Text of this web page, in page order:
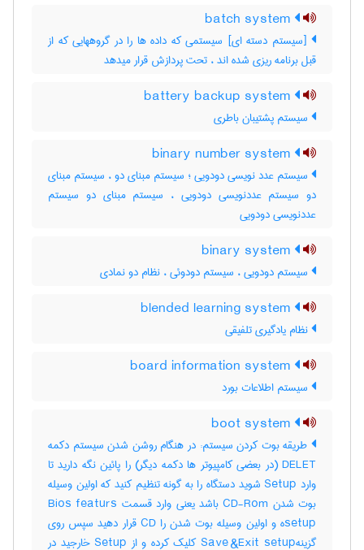
[سیستم دسته ای] سیستمی که داده ها را در گروههایی که از
قبل برنامه ریزی شده اند ، تحت پردازش قرار میدهد
سیستم پشتیبان باطری
سیستم عدد نویسی دودویی ؛ سیستم مبنای دو ، سیستم مبنای
دو سیستم عددنویسی دودویی ، سیستم مبنای دو سیستم
عددنویسی دودویی
سیستم دودویی ، سیستم دودوئی ، نظام دو نمادی
نظام یادگیری تلفیقی
سیستم اطلاعات بورد
طریقه بوت کردن سیستم: در هنگام روشن شدن سیستم دکمه
DELET (در بعضی کامپیوتر ها دکمه دیگر) را پائین نگه دارید تا
وارد Setup شوید دستگاه را به گونه تنظیم کنید که اولین وسیله
بوت شدن CD-Rom باشد یعنی وارد قسمت Bios featurs
setupه و اولین وسیله بوت شدن را CD قرار دهید سپس روی
گزینهSave &Exit setup کلیک کرده و از Setup خارجید در